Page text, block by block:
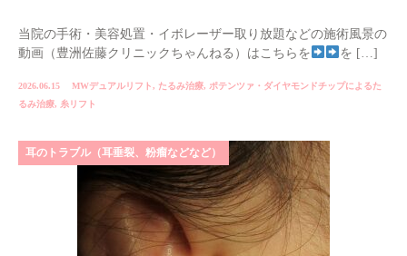
当院の手術・美容処置・イボレーザー取り放題などの施術風景の
動画（豊洲佐藤クリニックちゃんねる）はこちらを
を […]
2026.06.15 MWデュアルリフト, たるみ治療, ポテンツァ・ダイヤモンドチップによるた
るみ治療, 糸リフト
耳のトラブル（耳垂裂、粉瘤などなど）